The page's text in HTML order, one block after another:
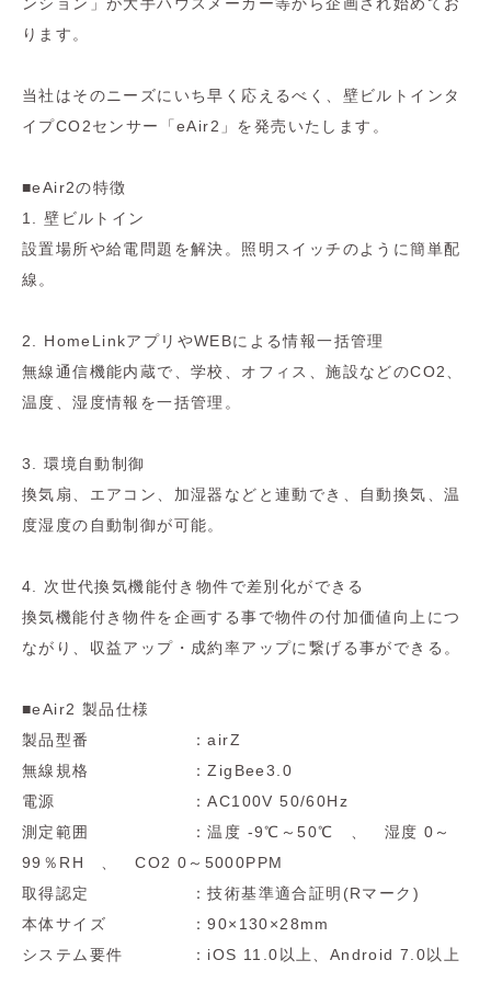
ります。
当社はそのニーズにいち早く応えるべく、壁ビルトインタ
イプCO2センサー「eAir2」を発売いたします。
■eAir2の特徴
1. 壁ビルトイン
設置場所や給電問題を解決。照明スイッチのように簡単配
線。
2. HomeLinkアプリやWEBによる情報一括管理
無線通信機能内蔵で、学校、オフィス、施設などのCO2、
温度、湿度情報を一括管理。
3. 環境自動制御
換気扇、エアコン、加湿器などと連動でき、自動換気、温
度湿度の自動制御が可能。
4. 次世代換気機能付き物件で差別化ができる
換気機能付き物件を企画する事で物件の付加価値向上につ
ながり、収益アップ・成約率アップに繋げる事ができる。
■eAir2 製品仕様
製品型番 ：airZ
無線規格 ：ZigBee3.0
電源 ：AC100V 50/60Hz
測定範囲 ：温度 -9℃～50℃ 、 湿度 0～
99％RH 、 CO2 0～5000PPM
取得認定 ：技術基準適合証明(Rマーク)
本体サイズ ：90×130×28mm
システム要件 ：iOS 11.0以上、Android 7.0以上